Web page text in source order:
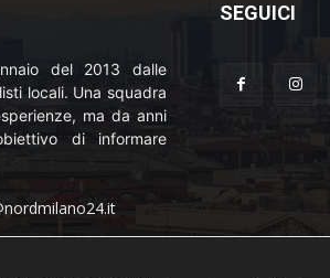
del 2013 dalle
locali. Una squadra
ma da anni
di informare
SEGUICI